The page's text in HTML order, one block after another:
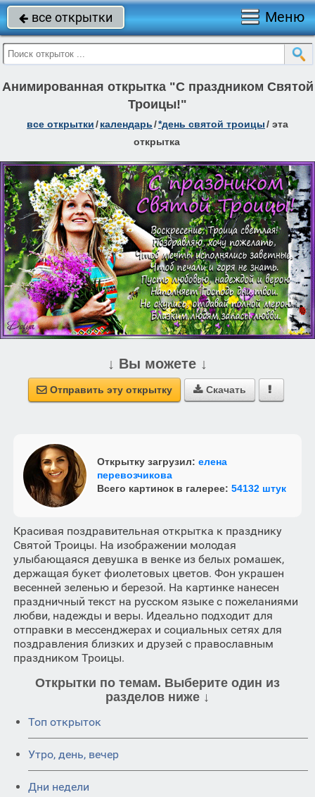
 все открытки Меню
Анимированная открытка "С праздником Святой
Троицы!"
все открытки/календарь/*день святой троицы/ эта
открытка
↓ Вы можете ↓
 Отправить эту открытку  Скачать 
Открытку загрузил: елена
перевозчикова
Всего картинок в галерее: 54132 штук
Красивая поздравительная открытка к празднику
Святой Троицы. На изображении молодая
улыбающаяся девушка в венке из белых ромашек,
держащая букет фиолетовых цветов. Фон украшен
весенней зеленью и березой. На картинке нанесен
праздничный текст на русском языке с пожеланиями
любви, надежды и веры. Идеально подходит для
отправки в мессенджерах и социальных сетях для
поздравления близких и друзей с православным
праздником Троицы.
Открытки по темам. Выберите один из
разделов ниже ↓
Топ открыток
Утро, день, вечер
Дни недели